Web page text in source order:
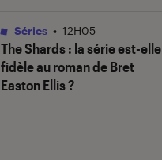
The Shards: la série est-elle
fidèle au roman de Bret
Easton Ellis ?
Séries • 12H05